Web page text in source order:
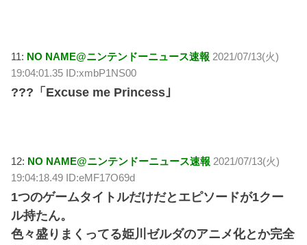
11: NO NAME@ニンテンドーニュース速報 2021/07/13(火)
19:04:01.35 ID:xmbP1NS00
???「Excuse me Princess｣
12: NO NAME@ニンテンドーニュース速報 2021/07/13(火)
19:04:18.49 ID:eMF17O69d
1つのゲームタイトルだけだとエピソードが1クー
ル持たん。
色々盛りまくってる姫川ゼルダのアニメ化とか完全